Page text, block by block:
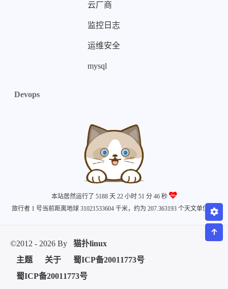
云厂商
监控日志
运维安全
mysql
Devops
本站居然运行了 5188 天22 小时 51 分 46 秒
旅行者 1 号当前距离地球 31021533604 千米，约为 207.363193 个天文单位 🚀
©2012 - 2026 By
猫扑linux
主题
关于
蜀ICP备20011773号
蜀ICP备20011773号